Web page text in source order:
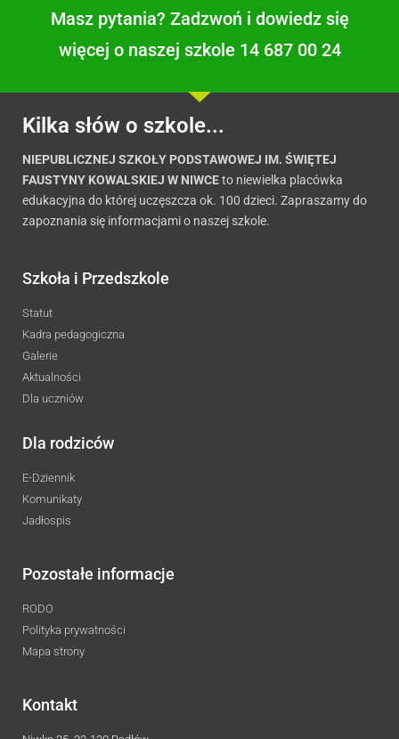
Masz pytania? Zadzwoń i dowiedz się
więcej o naszej szkole 14 687 00 24
Kilka słów o szkole...
NIEPUBLICZNEJ SZKOŁY PODSTAWOWEJ IM. ŚWIĘTEJ
FAUSTYNY KOWALSKIEJ W NIWCEto niewielka placówka
edukacyjna do której uczęszcza ok. 100 dzieci. Zapraszamy do
zapoznania się informacjami o naszej szkole.
Szkoła i Przedszkole
Statut
Kadra pedagogiczna
Galerie
Aktualności
Dla uczniów
Dla rodziców
E-Dziennik
Komunikaty
Jadłospis
Pozostałe informacje
RODO
Polityka prywatności
Mapa strony
Kontakt